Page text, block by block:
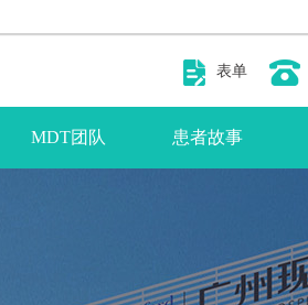
表单
MDT团队 患者故事